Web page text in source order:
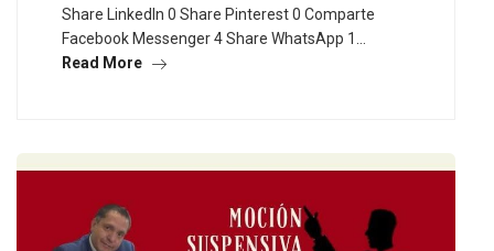
Share LinkedIn 0 Share Pinterest 0 Comparte
Facebook Messenger 4 Share WhatsApp 1…
Read More